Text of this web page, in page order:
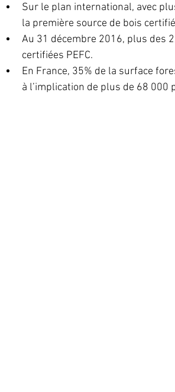
Sur le plan international, avec
la première source de bois
Au 31 décembre 2016, plus des
certifiées PEFC.
En France, 35% de la surface
à l’implication de plus de 68 000